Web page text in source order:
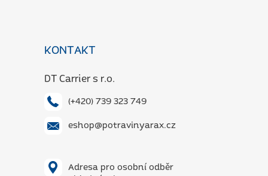
KONTAKT
DT Carrier s r.o.
(+420) 739 323 749
eshop@potravinyarax.cz
Adresa pro osobní odběr